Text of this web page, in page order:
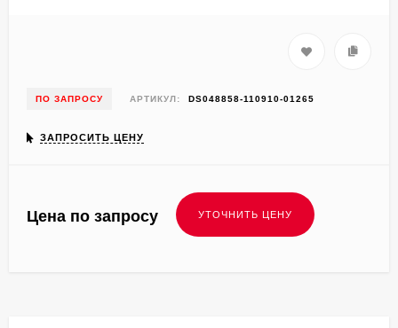
ПО ЗАПРОСУ АРТИКУЛ: DS048858-110910-01265
ЗАПРОСИТЬ ЦЕНУ
Цена по запросу